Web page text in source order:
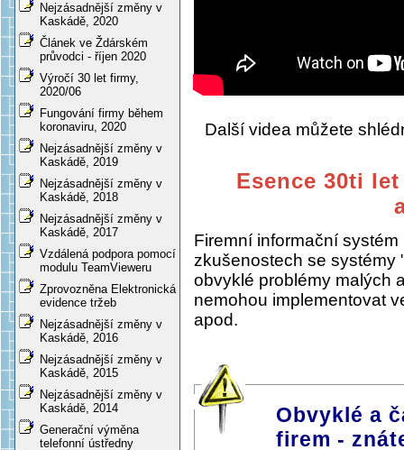
Nejzásadnější změny v
Kaskádě, 2020
Článek ve Ždárském
průvodci - říjen 2020
Výročí 30 let firmy,
2020/06
Fungování firmy během
koronaviru, 2020
Nejzásadnější změny v
Kaskádě, 2019
Nejzásadnější změny v
Kaskádě, 2018
Nejzásadnější změny v
Kaskádě, 2017
Vzdálená podpora pomocí
modulu TeamVieweru
Zprovozněna Elektronická
evidence tržeb
Nejzásadnější změny v
Kaskádě, 2016
Nejzásadnější změny v
Kaskádě, 2015
Nejzásadnější změny v
Kaskádě, 2014
Generační výměna
telefonní ústředny
Další videa můžete
Esence 30ti
Firemní informační
zkušenostech se systémy
obvyklé problémy malých
nemohou implementovat
apod.
Obvyklé a
firem -